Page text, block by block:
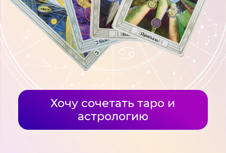
ЧТО БУДЕТ, ЕСЛИ
ВЫ НЕ ПОЙДЁТЕ
Решения становятся проще,
действия — понятнее,
эмоции — спокойнее.
Карты не убирают проблемы,
они показывают, как пройти
путь мягче, чтобы
не спотыкаться о каждую
кочку.